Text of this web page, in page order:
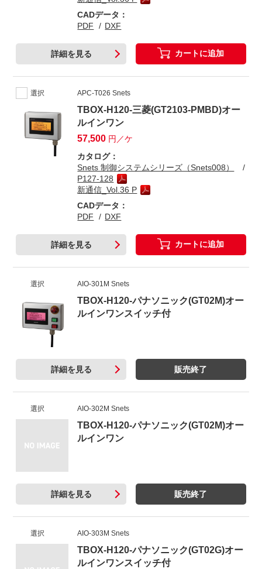
CADデータ：
PDF
DXF
詳細を見る カートに追加
選択 APC-T026 Snets
TBOX-H120-三菱(GT2103-PMBD)オー
ルインワン
57,500 円／ケ
カタログ：
Snets 制御システムシリーズ（Snets008）
P127-128
新通信_Vol.36 P
CADデータ：
PDF
DXF
詳細を見る カートに追加
選択 AIO-301M Snets
TBOX-H120-パナソニック(GT02M)オー
ルインワンスイッチ付
詳細を見る 販売終了
選択 AIO-302M Snets
TBOX-H120-パナソニック(GT02M)オー
ルインワン
詳細を見る 販売終了
選択 AIO-303M Snets
TBOX-H120-パナソニック(GT02G)オー
ルインワンスイッチ付